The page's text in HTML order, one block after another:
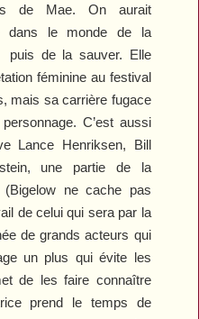
de Mae. On aurait
dans le monde de la
puis de la sauver. Elle
féminine au festival
mais sa carrière fugace
C’est aussi
Lance Henriksen, Bill
une partie de la
(Bigelow ne cache pas
de celui qui sera par la
de grands acteurs qui
un plus qui évite les
de les faire connaître
prend le temps de